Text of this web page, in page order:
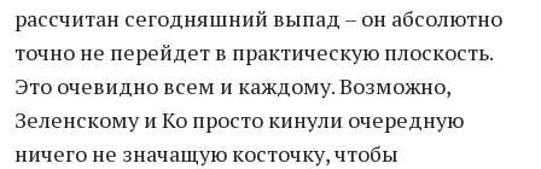
рассчитан сегодняшний выпад – он абсолютно
точно не перейдет в практическую плоскость.
Это очевидно всем и каждому. Возможно,
Зеленскому и Ко просто кинули очередную
ничего не значащую косточку, чтобы